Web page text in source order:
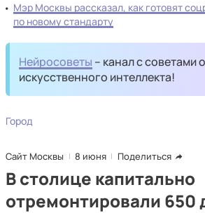
Мэр Москвы рассказал, как готовят
по новому стандарту
Нейросоветы – канал с советами
искусственного интеллекта!
Город
Сайт Москвы 8 июня Поделиться
В столице капитально
отремонтировали 650